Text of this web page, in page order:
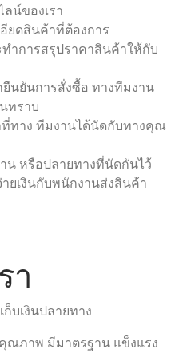
ลน์ของเรา
อียดสินค้าที่ต้องการ
ำการสรุปราคาสินค้าให้กับ
ยืนยันการสั่งซื้อ ทางทีมงาน
ทราบ
ที่ทาง ทีมงานได้นัดกับทางคุณ
น หรือปลายทางที่นัดกันไว้
ยเงินกับพนักงานส่งสินค้า
า
บเงินปลายทาง
ณภาพ มีมาตรฐาน แข็งแรง